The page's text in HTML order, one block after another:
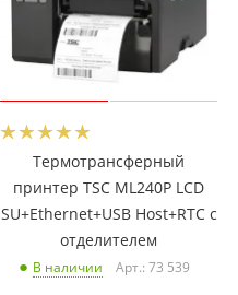
Термотрансферный
принтер TSC ML240P LCD
SU+Ethernet+USB Host+RTC с
отделителем
В наличии Арт.: 73 539